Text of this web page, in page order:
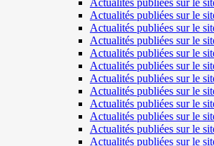
Actualités publiées sur le
Actualités publiées sur le
Actualités publiées sur le
Actualités publiées sur le
Actualités publiées sur le
Actualités publiées sur le
Actualités publiées sur le
Actualités publiées sur le
Actualités publiées sur le
Actualités publiées sur le
Actualités publiées sur le